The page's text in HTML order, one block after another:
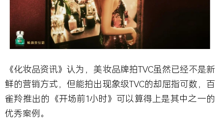
《化妆品资讯》认为，美妆品牌拍TVC虽然已经不是新
鲜的营销方式，但能拍出现象级TVC的却屈指可数，百
雀羚推出的《开场前1小时》可以算得上是其中之一的
优秀案例。